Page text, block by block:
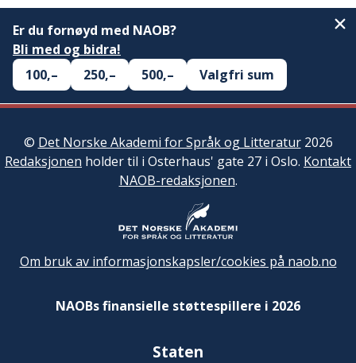
Er du fornøyd med NAOB?
Bli med og bidra!
100,–
250,– 500,– Valgfri sum
© Det Norske Akademi for Språk og Litteratur2026
Redaksjonen holder til i Osterhaus' gate 27 i Oslo. Kontakt
NAOB-redaksjonen.
Om bruk av informasjonskapsler/cookies på naob.no
NAOBs finansielle støttespillere i 2026
Staten